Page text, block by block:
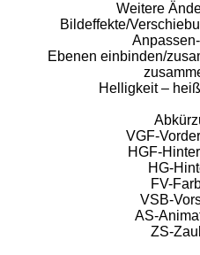
Weitere
Bildeffekte/
Ebenen einbinden/
Helligkeit –
VGF-
HGF-
HG-
FV-
VSB-
AS-
ZS-